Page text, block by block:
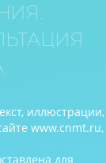
иллюстрации,
www.cnmt.ru,
для